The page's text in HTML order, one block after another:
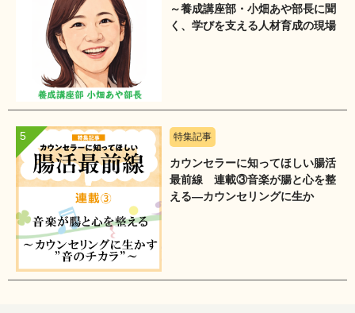
～養成講座部・小畑あや部長に聞
く、学びを支える人材育成の現場
特集記事
カウンセラーに知ってほしい腸活
最前線 連載③音楽が腸と心を整
える―カウンセリングに生か